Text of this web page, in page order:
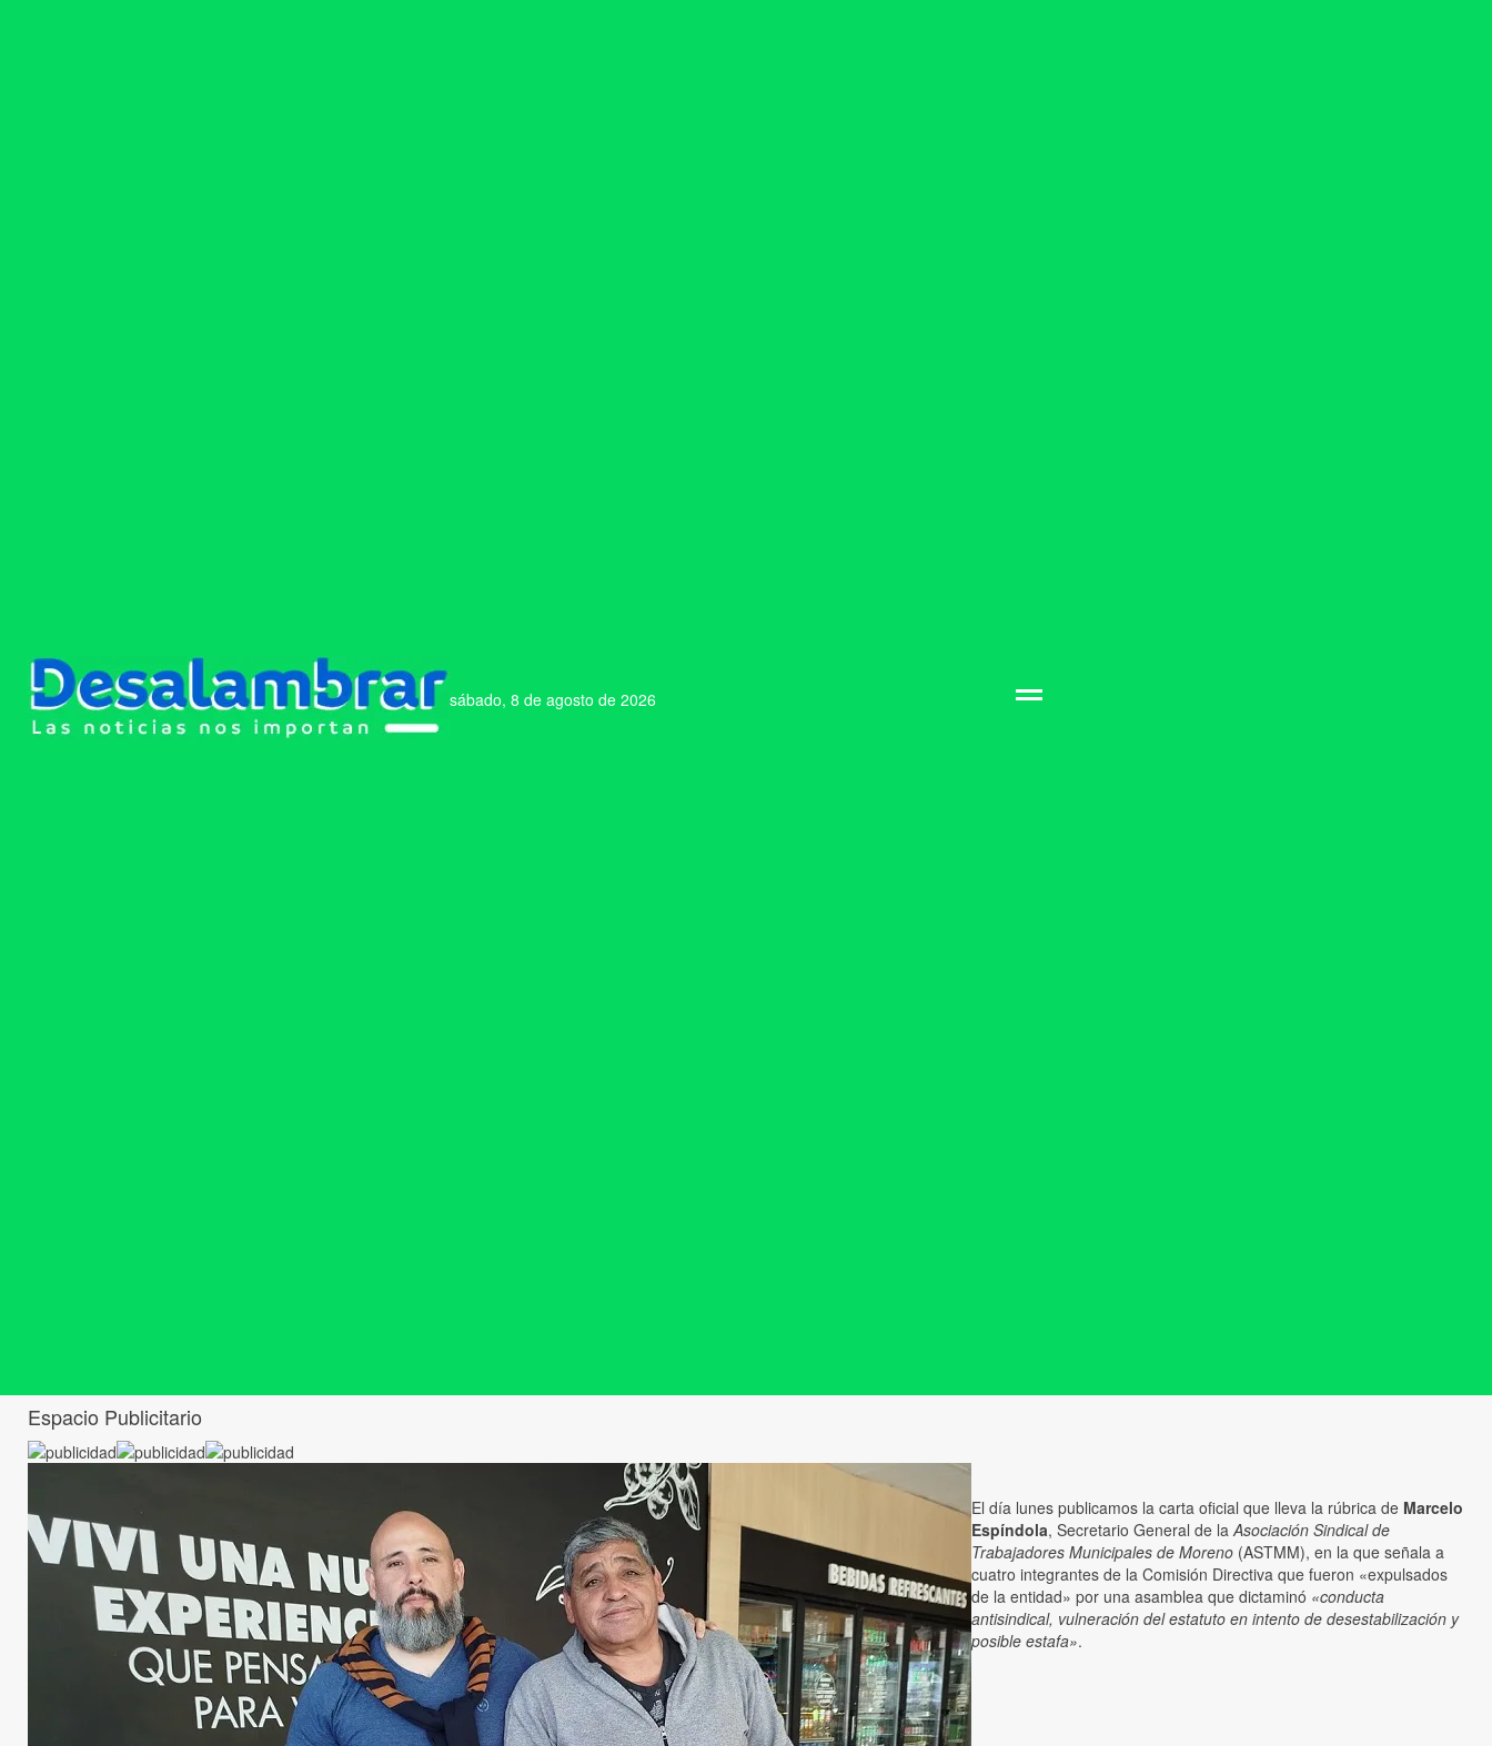
sábado, 8 de agosto de 2026
Espacio Publicitario
El día lunes publicamos la carta oficial que lleva la rúbrica de Marcelo
Espíndola, Secretario General de laAsociación Sindical de
Trabajadores Municipales de Moreno (ASTMM), en la que señala a
cuatro integrantes de la Comisión Directiva que fueron «expulsados
de la entidad» por una asamblea que dictaminó «conducta
antisindical, vulneración del estatuto en intento de desestabilización y
posible estafa».